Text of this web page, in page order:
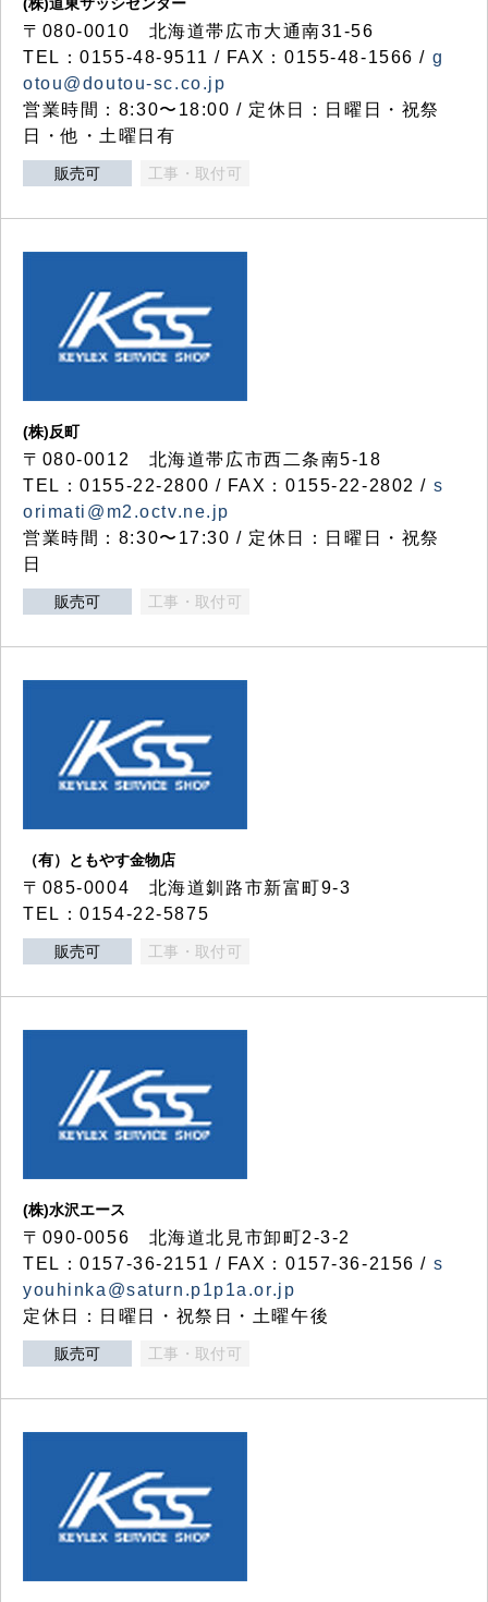
〒080-0010 北海道帯広市大通南31-56
TEL：0155-48-9511 / FAX：0155-48-1566 / g
otou@doutou-sc.co.jp
営業時間：8:30〜18:00 / 定休日：日曜日・祝祭
日・他・土曜日有
販売可 工事・取付可
(株)反町
〒080-0012 北海道帯広市西二条南5-18
TEL：0155-22-2800 / FAX：0155-22-2802 / s
orimati@m2.octv.ne.jp
営業時間：8:30〜17:30 / 定休日：日曜日・祝祭
日
販売可 工事・取付可
（有）ともやす金物店
〒085-0004 北海道釧路市新富町9-3
TEL：0154-22-5875
販売可 工事・取付可
(株)水沢エース
〒090-0056 北海道北見市卸町2-3-2
TEL：0157-36-2151 / FAX：0157-36-2156 / s
youhinka@saturn.p1p1a.or.jp
定休日：日曜日・祝祭日・土曜午後
販売可 工事・取付可